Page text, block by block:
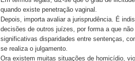
quando existe penetração vaginal.
Depois, importa avaliar a jurisprudência. É
decisões de outros juízes, por forma a que
significativas disparidades entre sentenças,
se realiza o julgamento.
Ora existem muitas situações de homicídio,